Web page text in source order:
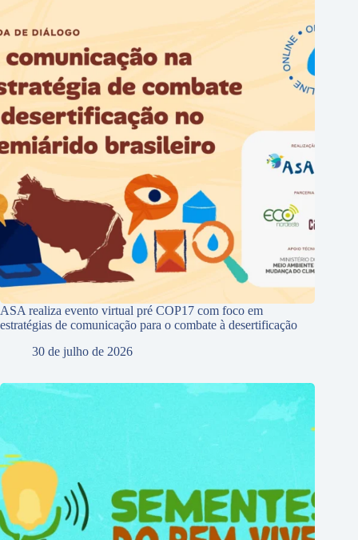
ASA realiza evento virtual pré COP17 com foco em
estratégias de comunicação para o combate à desertificação
30 de julho de 2026